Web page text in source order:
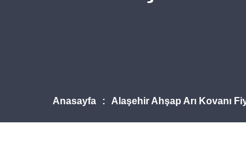
Anasayfa Alaşehir Ahşap Arı Kovanı